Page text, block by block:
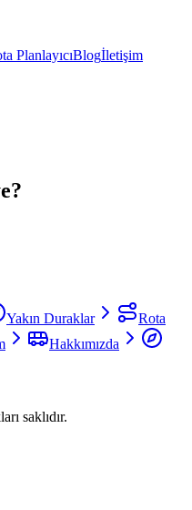
PlanlayıcıBlogİletişim
Yakın Duraklar
Rota
Hakkımızda
saklıdır.